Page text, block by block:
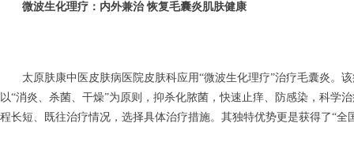
微波生化理疗：内外兼治 恢复毛囊炎肌肤健康
太原肤康中医皮肤病医院皮肤科应用“微波生化理疗”治疗毛囊炎。
以“消炎、杀菌、干燥”为原则，抑杀化脓菌，快速止痒、防感染，科学
程长短、既往治疗情况，选择具体治疗措施。其独特优势更是获得了“全